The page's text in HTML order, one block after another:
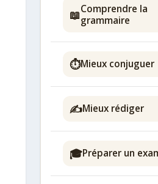
📖Comprendre la
grammaire
⏱️Mieux conjuguer
✍️Mieux rédiger
🎓Préparer un